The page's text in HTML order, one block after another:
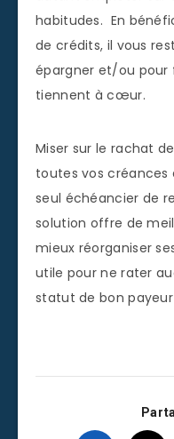
habitudes. En
de crédits, il vous
épargner et/ou pour
tiennent à cœur.
Miser sur le rachat
toutes vos créances
seul échéancier de
solution offre de
mieux réorganiser
utile pour ne rater
statut de bon